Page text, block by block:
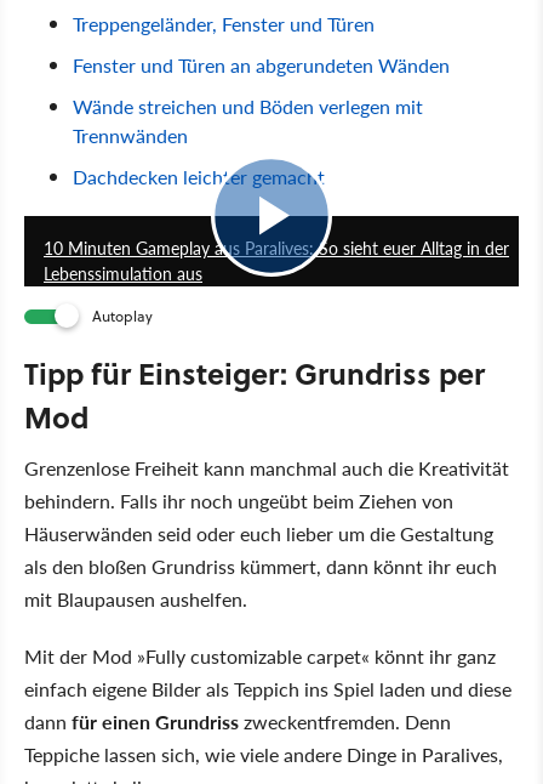
Treppengeländer, Fenster und Türen
Fenster und Türen an abgerundeten Wänden
Wände streichen und Böden verlegen mit
Trennwänden
Dachdecken leichter gemacht
10 Minuten Gameplay aus Paralives: So sieht euer Alltag in der
Lebenssimulation aus
Autoplay
Tipp für Einsteiger: Grundriss per
Mod
Grenzenlose Freiheit kann manchmal auch die Kreativität
behindern. Falls ihr noch ungeübt beim Ziehen von
Häuserwänden seid oder euch lieber um die Gestaltung
als den bloßen Grundriss kümmert, dann könnt ihr euch
mit Blaupausen aushelfen.
Mit der Mod »Fully customizable carpet« könnt ihr ganz
einfach eigene Bilder als Teppich ins Spiel laden und diese
dann für einen Grundrisszweckentfremden. Denn
Teppiche lassen sich, wie viele andere Dinge in Paralives,